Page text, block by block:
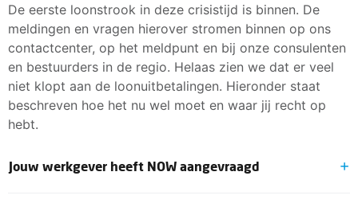
De eerste loonstrook in deze crisistijd is binnen. De
meldingen en vragen hierover stromen binnen op ons
contactcenter, op het meldpunt en bij onze consulenten
en bestuurders in de regio. Helaas zien we dat er veel
niet klopt aan de loonuitbetalingen. Hieronder staat
beschreven hoe het nu wel moet en waar jij recht op
hebt.
Jouw werkgever heeft NOW aangevraagd